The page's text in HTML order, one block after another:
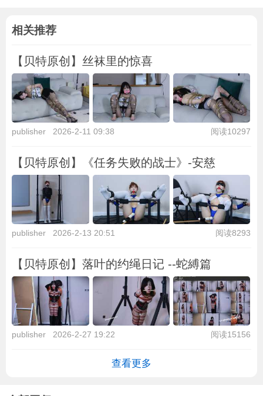
相关推荐
【贝特原创】丝袜里的惊喜
publisher 2026-2-11 09:38 阅读10297
【贝特原创】《任务失败的战士》-安慈
publisher 2026-2-13 20:51 阅读8293
【贝特原创】落叶的约绳日记 --蛇縛篇
publisher 2026-2-27 19:22 阅读15156
查看更多